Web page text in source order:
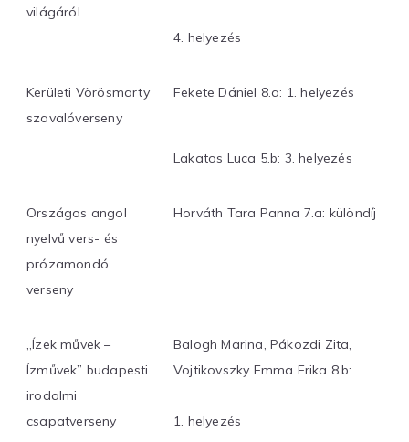
világáról
4. helyezés
Kerületi Vörösmarty
szavalóverseny
Fekete Dániel 8.a: 1. helyezés
Lakatos Luca 5.b: 3. helyezés
Országos angol
nyelvű vers- és
prózamondó
verseny
Horváth Tara Panna 7.a: különdíj
„Ízek művek –
Ízművek” budapesti
irodalmi
csapatverseny
Balogh Marina, Pákozdi Zita,
Vojtikovszky Emma Erika 8.b:
1. helyezés